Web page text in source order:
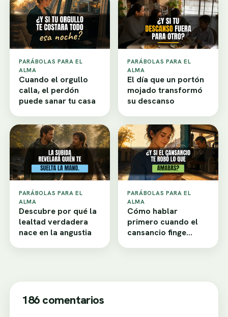
PARÁBOLAS PARA EL
ALMA
Cuando el orgullo
calla, el perdón
puede sanar tu casa
PARÁBOLAS PARA EL
ALMA
El día que un portón
mojado transformó
su descanso
PARÁBOLAS PARA EL
ALMA
Descubre por qué la
lealtad verdadera
nace en la angustia
PARÁBOLAS PARA EL
ALMA
Cómo hablar
primero cuando el
cansancio finge
186 comentarios